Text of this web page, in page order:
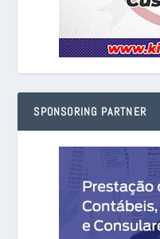
SPONSORING PARTNER